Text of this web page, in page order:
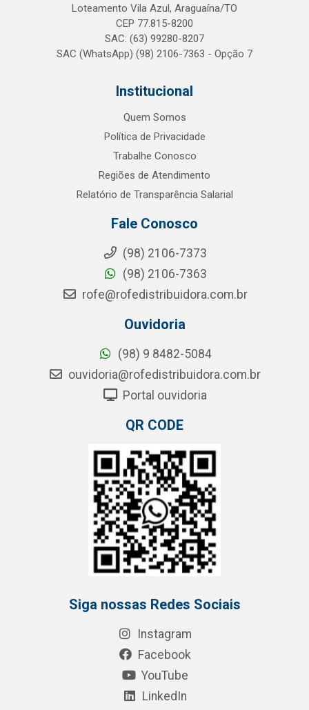
Loteamento Vila Azul, Araguaína/TO
CEP 77.815-8200
SAC: (63) 99280-8207
SAC (WhatsApp) (98) 2106-7363 - Opção 7
Institucional
Quem Somos
Política de Privacidade
Trabalhe Conosco
Regiões de Atendimento
Relatório de Transparência Salarial
Fale Conosco
(98) 2106-7373
(98) 2106-7363
rofe@rofedistribuidora.com.br
Ouvidoria
(98) 9 8482-5084
ouvidoria@rofedistribuidora.com.br
Portal ouvidoria
QR CODE
Siga nossas Redes Sociais
Instagram
Facebook
YouTube
LinkedIn